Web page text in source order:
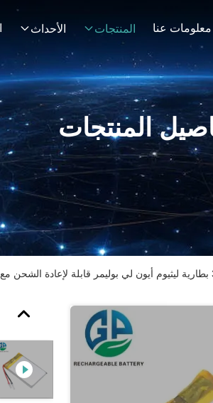
معلومات عنا المنتجات الأحداث
المنتجات